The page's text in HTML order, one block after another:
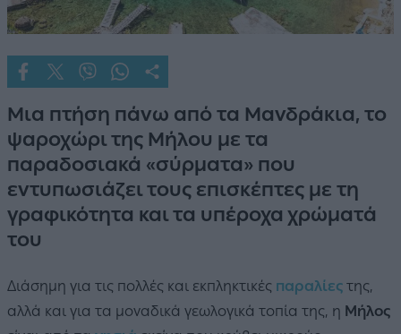
Μια πτήση πάνω από τα Μανδράκια, το
ψαροχώρι της Μήλου με τα
παραδοσιακά «σύρματα» που
εντυπωσιάζει τους επισκέπτες με τη
γραφικότητα και τα υπέροχα χρώματά
του
Διάσημη για τις πολλές και εκπληκτικές παραλίες της,
αλλά και για τα μοναδικά γεωλογικά τοπία της, η Μήλος